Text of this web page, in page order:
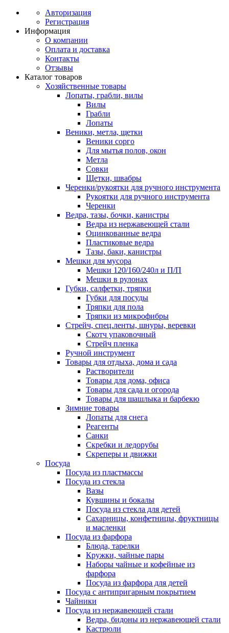
Авторизация
Регистрация
Информация
О компании
Оплата и доставка
Контакты
Отзывы
Каталог товаров
Хозяйственные товары
Лопаты, грабли, вилы
Вилы
Грабли
Лопаты
Веники, метла, щетки
Веники сорго
Для мытья полов, окон
Метла
Совки
Щетки, швабры
Черенки/рукоятки для ручного инструмента
Рукоятки для ручного инструмента
Черенки
Ведра, тазы, бочки, канистры
Ведра из нержавеющей стали
Оцинкованные ведра
Пластиковые ведра
Тазы, баки, канистры
Мешки для мусора
Мешки 120/160/240л и П/П
Мешки в рулонах
Губки, салфетки, тряпки
Губки для посуды
Тряпки для пола
Тряпки из микрофибры
Стрейч, спец.ленты, шнуры, веревки
Скотч упаковочный
Стрейч пленка
Ручной инструмент
Товары для отдыха, дома и сада
Растворители
Товары для дома, офиса
Товары для сада и огорода
Товары для шашлыка и барбекю
Зимние товары
Лопаты для снега
Реагенты
Санки
Скребки и ледорубы
Скреперы и движки
Посуда
Посуда из пластмассы
Посуда из стекла
Вазы
Кувшины и бокалы
Посуда из стекла для детей
Сахарницы, конфетницы, фруктницы
и масленки
Посуда из фарфора
Блюда, тарелки
Кружки, чайные пары
Наборы чайные и кофейные из
фарфора
Посуда из фарфора для детей
Посуда с антипригарным покрытием
Чайники
Посуда из нержавеющей стали
Ведра, бидоны из нержавеющей стали
Кастрюли